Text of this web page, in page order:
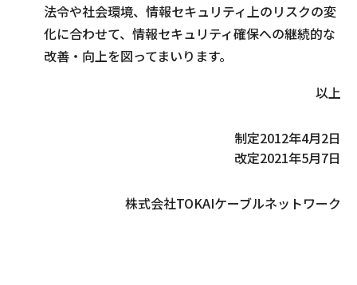
法令や社会環境、情報セキュリティ上のリスクの変
化に合わせて、情報セキュリティ確保への継続的な
改善・向上を図ってまいります。
以上
制定2012年4月2日
改定2021年5月7日
株式会社TOKAIケーブルネットワーク